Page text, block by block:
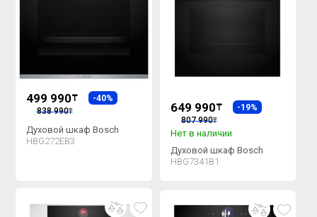
499 990₸
-40%
838 990₸
Духовой шкаф Bosch
HBG272EB3
649 990₸
-19%
807 990₸
Духовой шкаф Bosch
HBG7341B1
Нет в наличии